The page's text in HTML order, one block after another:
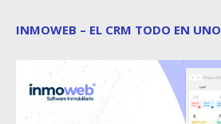
INMOWEB – EL CRM TODO EN UNO